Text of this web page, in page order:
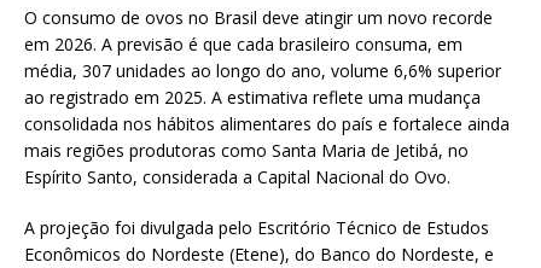
at
s
A
p
p
ai
l
ar
e
O consumo de ovos no Brasil deve atingir um novo recorde
em 2026. A previsão é que cada brasileiro consuma, em
média, 307 unidades ao longo do ano, volume 6,6% superior
ao registrado em 2025. A estimativa reflete uma mudança
consolidada nos hábitos alimentares do país e fortalece ainda
mais regiões produtoras como Santa Maria de Jetibá, no
Espírito Santo, considerada a Capital Nacional do Ovo.
A projeção foi divulgada pelo Escritório Técnico de Estudos
Econômicos do Nordeste (Etene), do Banco do Nordeste, e